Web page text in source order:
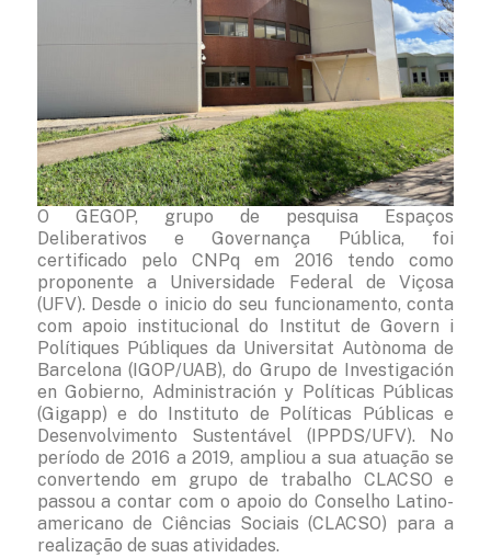
O GEGOP, grupo de pesquisa Espaços
Deliberativos e Governança Pública, foi
certificado pelo CNPq em 2016 tendo como
proponente a Universidade Federal de Viçosa
(UFV). Desde o inicio do seu funcionamento, conta
com apoio institucional do Institut de Govern i
Polítiques Públiques da Universitat Autònoma de
Barcelona (IGOP/UAB), do Grupo de Investigación
en Gobierno, Administración y Políticas Públicas
(Gigapp) e do Instituto de Políticas Públicas e
Desenvolvimento Sustentável (IPPDS/UFV). No
período de 2016 a 2019, ampliou a sua atuação se
convertendo em grupo de trabalho CLACSO e
passou a contar com o apoio do Conselho Latino-
americano de Ciências Sociais (CLACSO) para a
realização de suas atividades.